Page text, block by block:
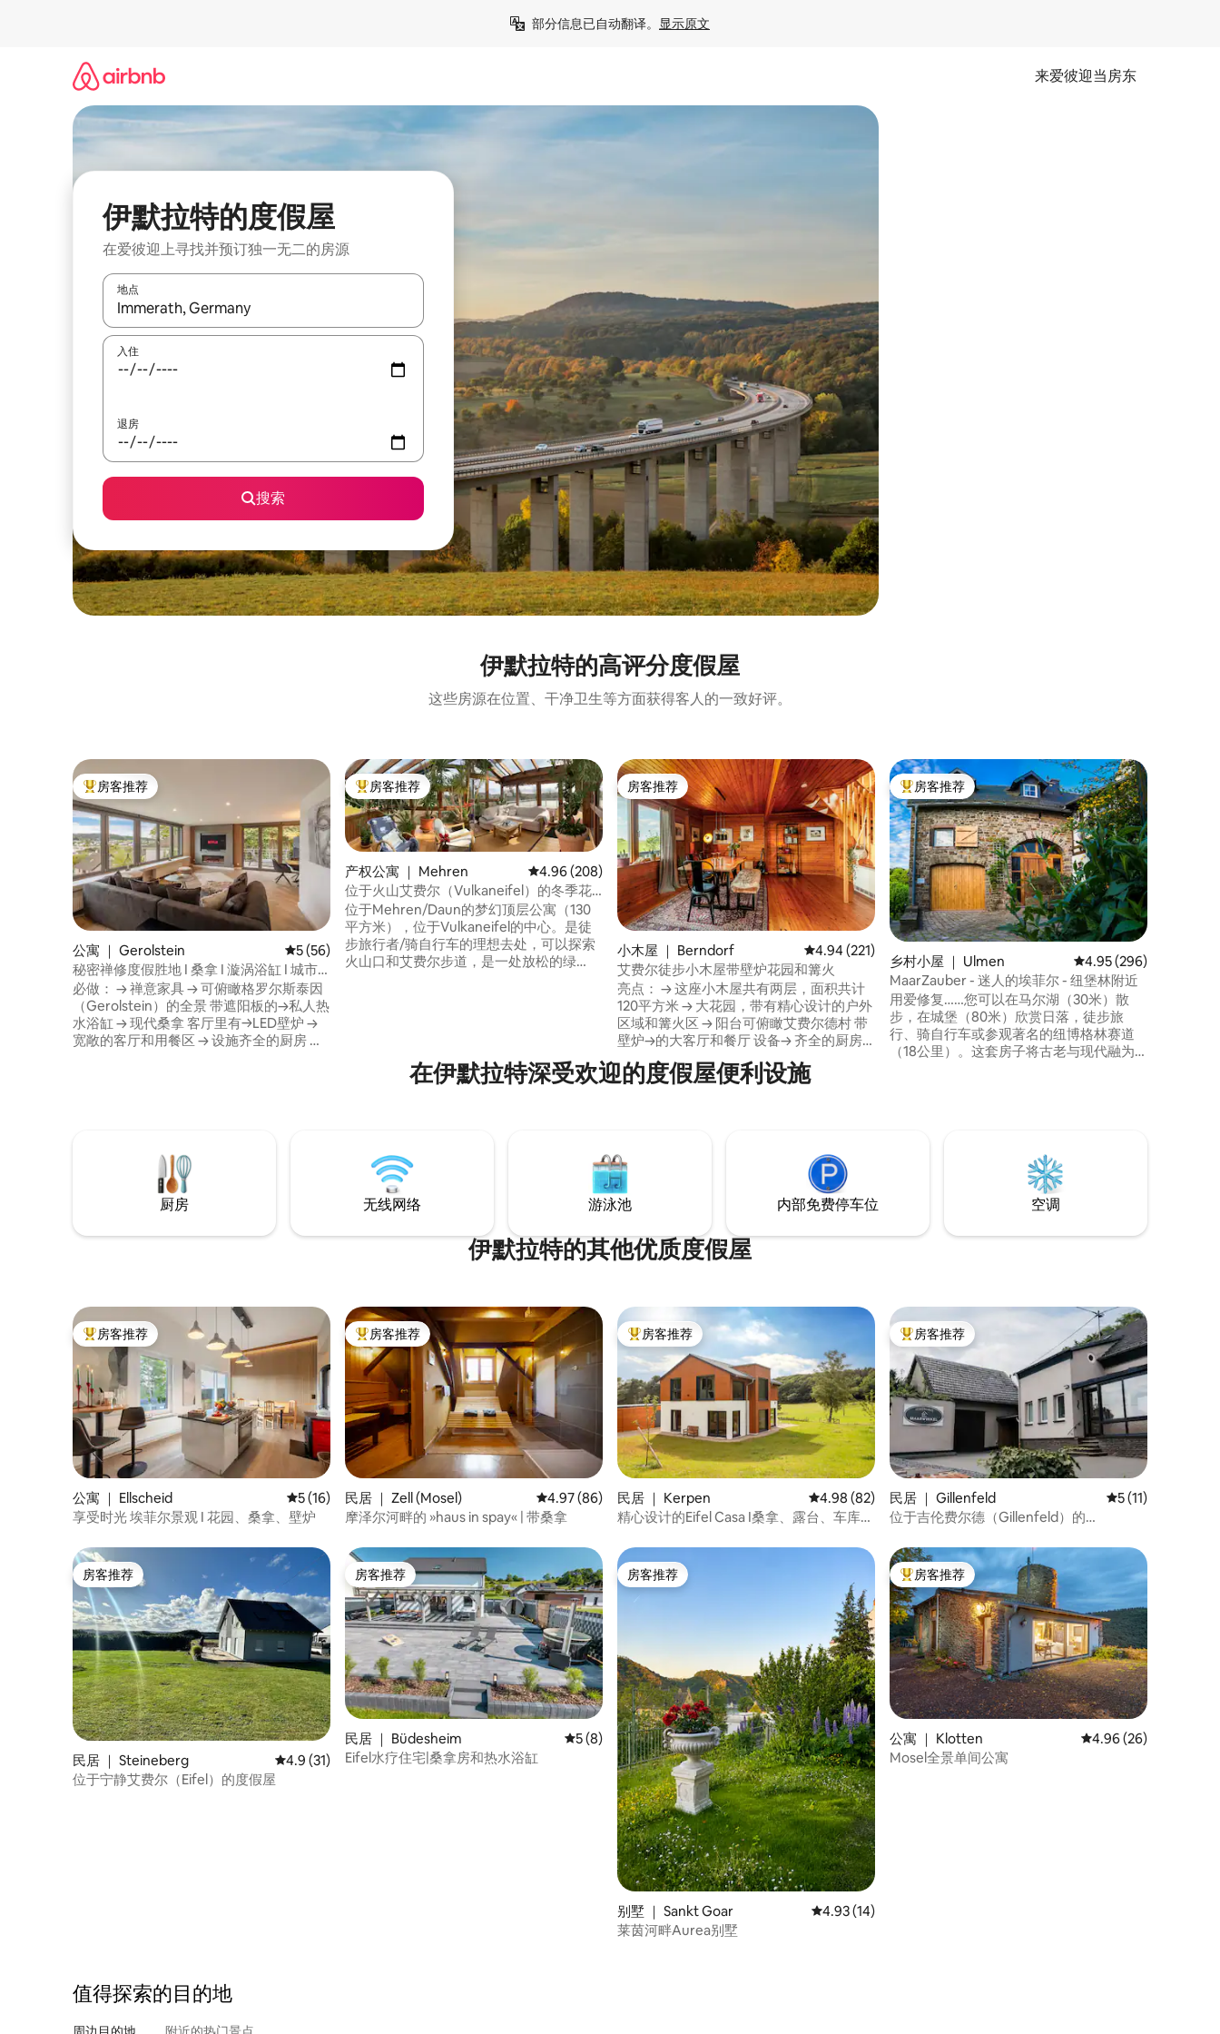
部分信息已自动翻译。 显示原文
来爱彼迎当房东
伊默拉特的度假屋
在爱彼迎上寻找并预订独一无二的房源
地点
如有搜索结果，请使用上下方向键查看，或通过点击或滑动手势浏览。
入住
退房
搜索
伊默拉特的高评分度假屋
这些房源在位置、干净卫生等方面获得客人的一致好评。
热门「房客推荐」
房客推荐
公寓 ｜ Gerolstein 平均评分 5 分（满分 5 分），共 56 条评价
5 (56)
秘密禅修度假胜地 I 桑拿 I 漩涡浴缸 I 城市
景观
必做： → 禅意家具 → 可俯瞰格罗尔斯泰因
（Gerolstein）的全景 带遮阳板的→私人热
水浴缸 → 现代桑拿 客厅里有→LED壁炉 →
宽敞的客厅和用餐区 → 设施齐全的厨房 带
热门「房客推荐」
房客推荐
产权公寓 ｜ Mehren 平均评分 4.96 分（满分 5 分），共 208 条评价
4.96 (208)
位于火山艾费尔（Vulkaneifel）的冬季花
园和露台
位于Mehren/Daun的梦幻顶层公寓（130
平方米），位于Vulkaneifel的中心。是徒
步旅行者/骑自行车的理想去处，可以探索
火山口和艾费尔步道，是一处放松的绿
房客推荐
房客推荐
小木屋 ｜ Berndorf 平均评分 4.94 分（满分 5 分），共 221 条评价
4.94 (221)
艾费尔徒步小木屋带壁炉花园和篝火
亮点： → 这座小木屋共有两层，面积共计
120平方米 → 大花园，带有精心设计的户外
区域和篝火区 → 阳台可俯瞰艾费尔德村 带
壁炉→的大客厅和餐厅 设备→ 齐全的厨房
通过智能锁→灵活独立入住 步行即可抵达→
艾费尔小径 带有个性化推荐的→电子旅游
热门「房客推荐」
房客推荐
乡村小屋 ｜ Ulmen 平均评分 4.95 分（满
4.95 (296)
MaarZauber - 迷人的埃菲尔 - 纽堡林附近
用爱修复……您可以在马尔湖（30米）散
步，在城堡（80米）欣赏日落，徒步旅
行、骑自行车或参观著名的纽博格林赛道
（18公里）。这套房子将古老与现代融为
在伊默拉特深受欢迎的度假屋便利设施
厨房 无线网络 游泳池 内部免费停车位 空调
伊默拉特的其他优质度假屋
热门「房客推荐」
房客推荐
公寓 ｜ Ellscheid 平均评分 5 分（满分 5 分），共 16 条评价
5 (16)
享受时光 埃菲尔景观 I 花园、桑拿、壁炉
热门「房客推荐」
房客推荐
民居 ｜ Zell (Mosel) 平均评分 4.97 分（满分 5 分），共 86 条评价
4.97 (86)
摩泽尔河畔的 »haus in spay« | 带桑拿
热门「房客推荐」
房客推荐
民居 ｜ Kerpen 平均评分 4.98 分（满分 5 分），共 82 条评价
4.98 (82)
精心设计的Eifel Casa I桑拿、露台、车库、
热门「房客推荐」
房客推荐
民居 ｜ Gillenfeld 平均评分 5 分（满
5 (11)
位于吉伦费尔德（Gillenfeld）的
房客推荐
房客推荐
民居 ｜ Steineberg 平均评分 4.9 分（满分 5 分），共 31 条评价
4.9 (31)
位于宁静艾费尔（Eifel）的度假屋
房客推荐
房客推荐
民居 ｜ Büdesheim 平均评分 5 分（满分 5 分），共 8 条评价
5 (8)
Eifel水疗住宅|桑拿房和热水浴缸
房客推荐
房客推荐
别墅 ｜ Sankt Goar 平均评分 4.93 分（满分 5 分），共 14 条评价
4.93 (14)
莱茵河畔Aurea别墅
热门「房客推荐」
房客推荐
公寓 ｜ Klotten 平均评分 4.96 分（满
4.96 (26)
Mosel全景单间公寓
值得探索的目的地